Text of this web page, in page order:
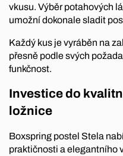
vkusu. Výběr potahových
umožní dokonale sladit
Každý kus je vyráběn na
přesně podle svých
funkčnost.
Investice do
ložnice
Boxspring postel Stela
praktičnosti a elegantního